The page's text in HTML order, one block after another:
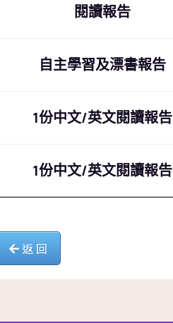
閱讀報告
自主學習及漂書報告
1份中文/英文閱讀報告
1份中文/英文閱讀報告
返 回